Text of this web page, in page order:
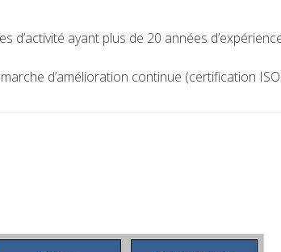
d’activité ayant plus de 20 années
d’amélioration continue (certification